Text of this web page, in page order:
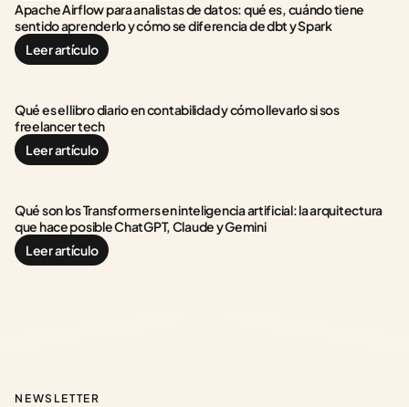
Apache Airflow para analistas de datos: qué es, cuándo tiene
sentido aprenderlo y cómo se diferencia de dbt y Spark
Leer artículo
Qué es el libro diario en contabilidad y cómo llevarlo si sos
freelancer tech
Leer artículo
Qué son los Transformers en inteligencia artificial: la arquitectura
que hace posible ChatGPT, Claude y Gemini
Leer artículo
NEWSLETTER